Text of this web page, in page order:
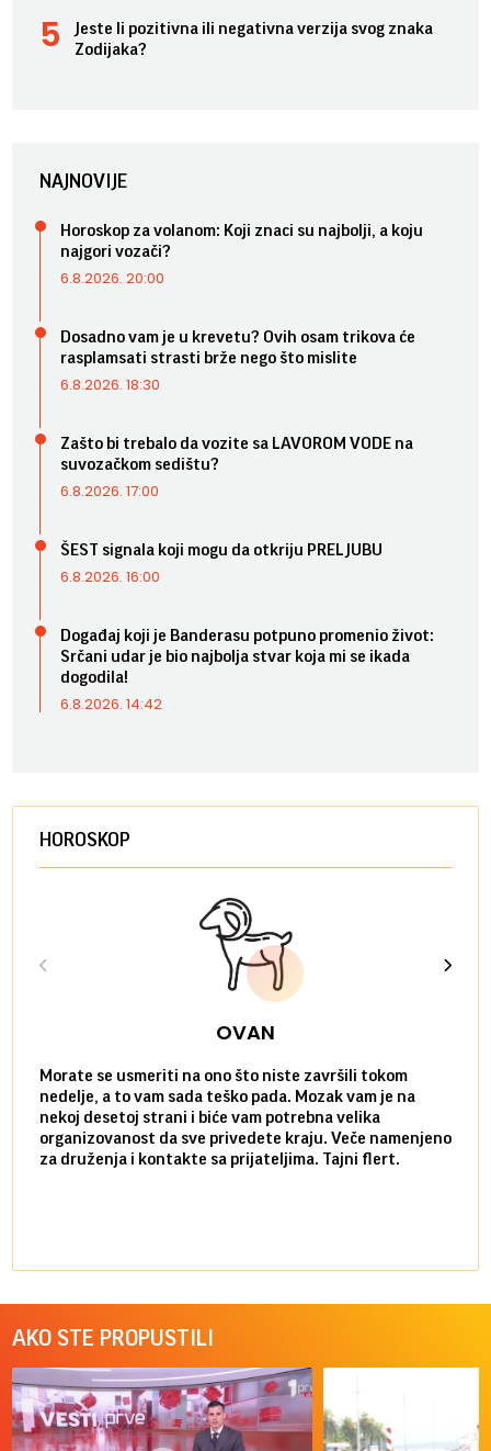
Jeste li pozitivna ili negativna verzija svog znaka
Zodijaka?
NAJNOVIJE
Horoskop za volanom: Koji znaci su najbolji, a koju
najgori vozači?
6.8.2026. 20:00
Dosadno vam je u krevetu? Ovih osam trikova će
rasplamsati strasti brže nego što mislite
6.8.2026. 18:30
Zašto bi trebalo da vozite sa LAVOROM VODE na
suvozačkom sedištu?
6.8.2026. 17:00
ŠEST signala koji mogu da otkriju PRELJUBU
6.8.2026. 16:00
Događaj koji je Banderasu potpuno promenio život:
Srčani udar je bio najbolja stvar koja mi se ikada
dogodila!
6.8.2026. 14:42
HOROSKOP
OVAN
Morate se usmeriti na ono što niste završili tokom
nedelje, a to vam sada teško pada. Mozak vam je na
nekoj desetoj strani i biće vam potrebna velika
organizovanost da sve privedete kraju. Veče namenjeno
za druženja i kontakte sa prijateljima. Tajni flert.
AKO STE PROPUSTILI